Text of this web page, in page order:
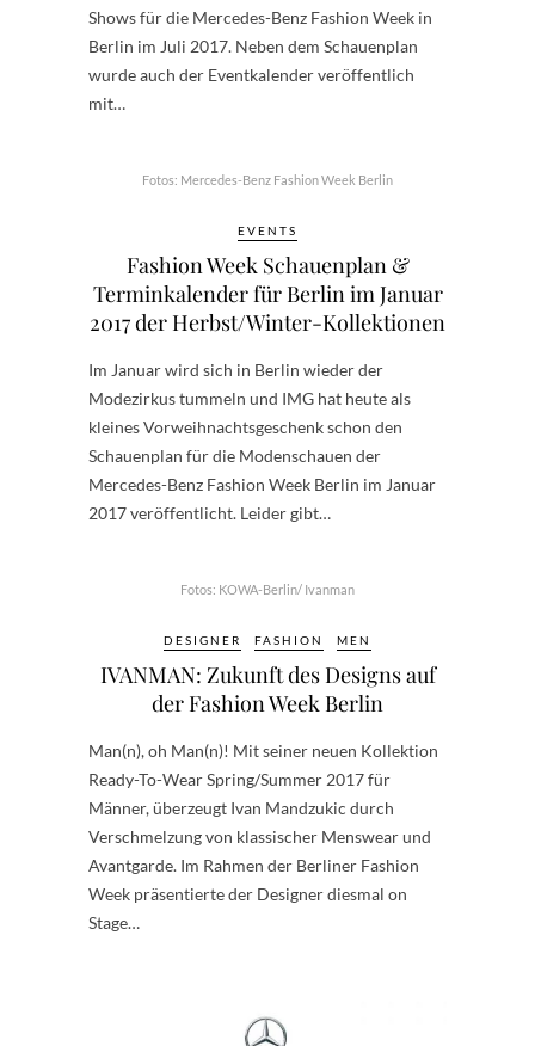
Shows für die Mercedes-Benz Fashion Week in
Berlin im Juli 2017. Neben dem Schauenplan
wurde auch der Eventkalender veröffentlich
mit…
Fotos: Mercedes-Benz Fashion Week Berlin
EVENTS
Fashion Week Schauenplan &
Terminkalender für Berlin im Januar
2017 der Herbst/Winter-Kollektionen
Im Januar wird sich in Berlin wieder der
Modezirkus tummeln und IMG hat heute als
kleines Vorweihnachtsgeschenk schon den
Schauenplan für die Modenschauen der
Mercedes-Benz Fashion Week Berlin im Januar
2017 veröffentlicht. Leider gibt…
Fotos: KOWA-Berlin/ Ivanman
DESIGNER FASHION MEN
IVANMAN: Zukunft des Designs auf
der Fashion Week Berlin
Man(n), oh Man(n)! Mit seiner neuen Kollektion
Ready-To-Wear Spring/Summer 2017 für
Männer, überzeugt Ivan Mandzukic durch
Verschmelzung von klassischer Menswear und
Avantgarde. Im Rahmen der Berliner Fashion
Week präsentierte der Designer diesmal on
Stage…